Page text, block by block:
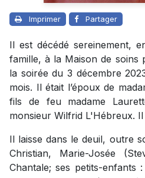
Imprimer Partager
Il est décédé sereinement,
famille, à la Maison de soins
la soirée du 3 décembre
mois. Il était l’époux de
fils de feu madame
monsieur Wilfrid L'Hébreux. Il
Il laisse dans le deuil, outre
Christian, Marie-Josée
Chantale; ses petits-enfants